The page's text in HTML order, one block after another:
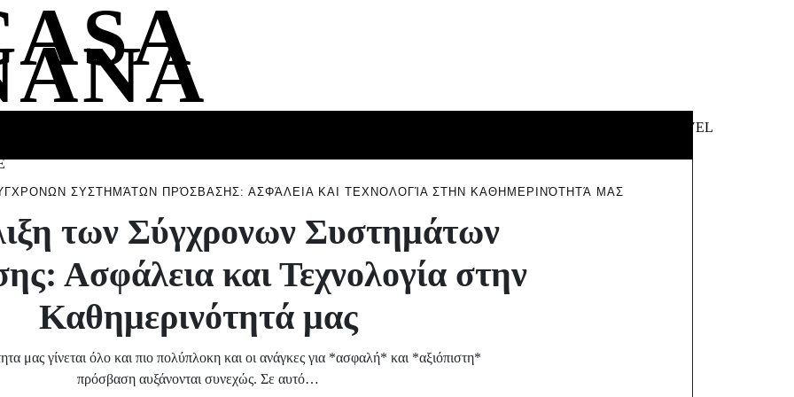
TRAVEL
ΣΥΣΤΗΜΆΤΩΝ ΠΡΌΣΒΑΣΗΣ: ΑΣΦΆΛΕΙΑ ΚΑΙ ΤΕΧΝΟΛΟΓΊΑ ΣΤΗΝ ΚΑΘΗΜΕΡΙΝΌΤΗΤΆ ΜΑΣ
των Σύγχρονων Συστημάτων
Ασφάλεια και Τεχνολογία στην
Καθημερινότητά μας
μας γίνεται όλο και πιο πολύπλοκη και οι ανάγκες για *ασφαλή* και *αξιόπιστη*
πρόσβαση αυξάνονται συνεχώς. Σε αυτό…